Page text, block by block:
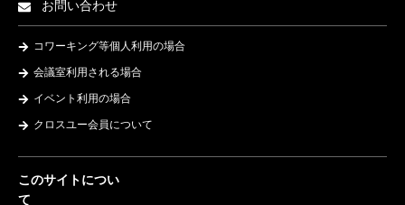
お問い合わせ
コワーキング等個人利用の場合
会議室利用される場合
イベント利用の場合
クロスユー会員について
このサイトについ
て